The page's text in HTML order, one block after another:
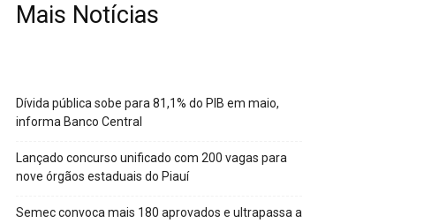
Mais Notícias
Dívida pública sobe para 81,1% do PIB em maio,
informa Banco Central
Lançado concurso unificado com 200 vagas para
nove órgãos estaduais do Piauí
Semec convoca mais 180 aprovados e ultrapassa a